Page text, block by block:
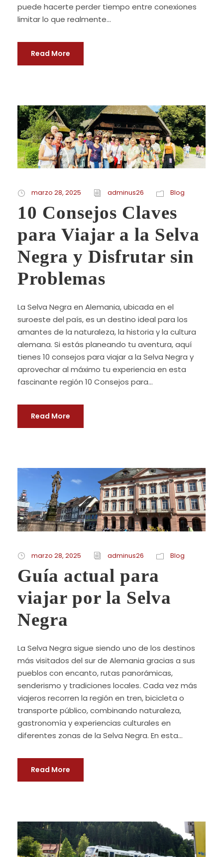
puede hacerte perder tiempo entre conexiones
limitar lo que realmente...
Read More
marzo 28, 2025 adminus26 Blog
10 Consejos Claves
para Viajar a la Selva
Negra y Disfrutar sin
Problemas
La Selva Negra en Alemania, ubicada en el
suroeste del país, es un destino ideal para los
amantes de la naturaleza, la historia y la cultura
alemana. Si estás planeando tu aventura, aquí
tienes 10 consejos para viajar a la Selva Negra y
aprovechar al máximo tu experiencia en esta
fascinante región 10 Consejos para...
Read More
marzo 28, 2025 adminus26 Blog
Guía actual para
viajar por la Selva
Negra
La Selva Negra sigue siendo uno de los destinos
más visitados del sur de Alemania gracias a sus
pueblos con encanto, rutas panorámicas,
senderismo y tradiciones locales. Cada vez más
viajeros recorren la región en tren, bicicleta o
transporte público, combinando naturaleza,
gastronomía y experiencias culturales en
diferentes zonas de la Selva Negra. En esta...
Read More